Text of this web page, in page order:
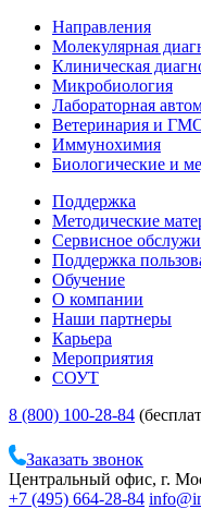
Направления
Молекулярная
Клиническая
Микробиология
Лабораторная
Ветеринария и
Иммунохимия
Биологические и
Поддержка
Методические
Сервисное
Поддержка
Обучение
О компании
Наши партнеры
Карьера
Мероприятия
СОУТ
8 (800) 100-28-84
Заказать звонок
Центральный офис, г.
+7 (495) 664-28-84